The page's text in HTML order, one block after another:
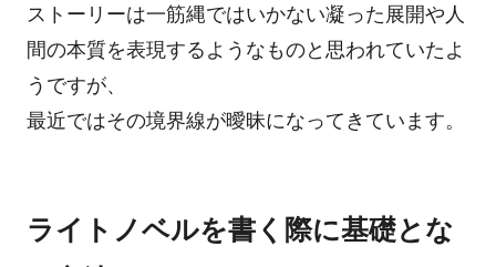
ストーリーは一筋縄ではいかない凝った展開や人
間の本質を表現するようなものと思われていたよ
うですが、
最近ではその境界線が曖昧になってきています。
ライトノベルを書く際に基礎とな